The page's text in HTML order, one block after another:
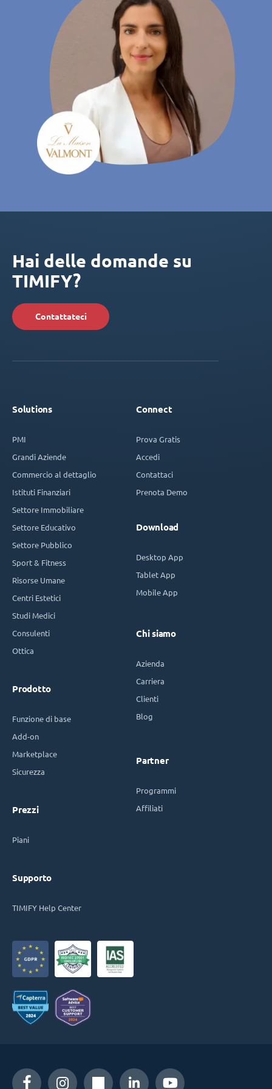
Hai delle domande su
TIMIFY?
Contattateci
Solutions
PMI
Grandi Aziende
Commercio al dettaglio
Istituti Finanziari
Settore Immobiliare
Settore Educativo
Settore Pubblico
Sport & Fitness
Risorse Umane
Centri Estetici
Studi Medici
Consulenti
Ottica
Prodotto
Funzione di base
Add-on
Marketplace
Sicurezza
Prezzi
Piani
Supporto
TIMIFY Help Center
Connect
Prova Gratis
Accedi
Contattaci
Prenota Demo
Download
Desktop App
Tablet App
Mobile App
Chi siamo
Azienda
Carriera
Clienti
Blog
Partner
Programmi
Affiliati